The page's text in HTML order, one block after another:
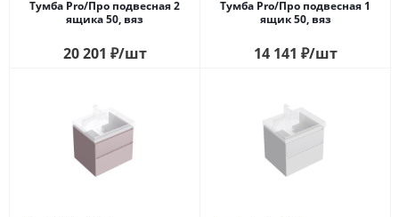
Тумба Pro/Про подвесная 2
ящика 50, вяз
20 201 ₽/шт
Тумба Pro/Про подвесная 1
ящик 50, вяз
14 141 ₽/шт